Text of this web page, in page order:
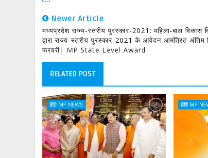
Newer Article
मध्यप्रदेश राज्य-स्तरीय पुरस्कार-2021: महिला-बाल विकास
द्वारा राज्य-स्तरीय पुरस्कार-2021 के आवेदन आमंत्रित अंतिम
फरवरी| MP State Level Award
RELATED POST
MP NEWS MP